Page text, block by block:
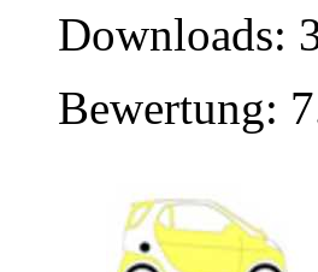
Downloads:
Bewertung: